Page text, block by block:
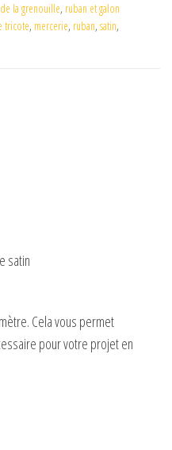
la grenouille, ruban et galon
tricote, mercerie, ruban, satin,
satin
Cela vous permet
pour votre projet en